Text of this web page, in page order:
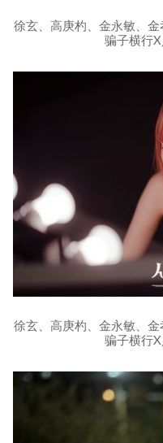
徐玄、高庚杓、金永敏、
骗子横行
徐玄、高庚杓、金永敏、
骗子横行